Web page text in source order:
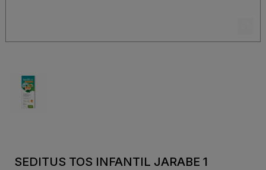
SEDITUS TOS INFANTIL JARABE 1